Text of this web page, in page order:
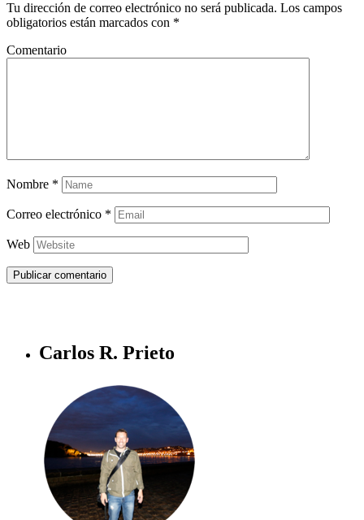
Tu dirección de correo electrónico no será publicada. Los campos
obligatorios están marcados con *
Comentario
Nombre *
Correo electrónico *
Web
Carlos R. Prieto